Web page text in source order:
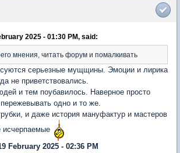
2025 - 01:30 PM, said:
мнения, читать форум и помалкивать
серьезные мущщины. Эмоции и лирика
не приветствовались.
и тем поубавилось. Наверное просто
одно и то же.
и даже история мануфактур и мастеров
исчерпаемые
February 2025 - 02:36 PM